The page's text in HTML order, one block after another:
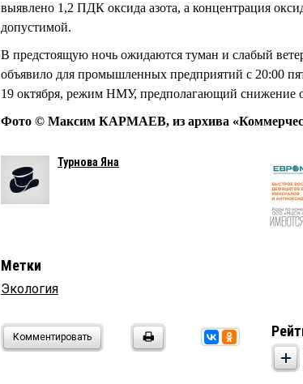
выявлено 1,2 ПДК оксида азота, а концентрация
допустимой.
В предстоящую ночь ожидаются туман и слабый
объявило для промышленных предприятий с 20:00
19 октября, режим НМУ, предполагающий снижение
Фото © Максим КАРМАЕВ, из архива
Турнова Яна
Метки
Экология
Комментировать